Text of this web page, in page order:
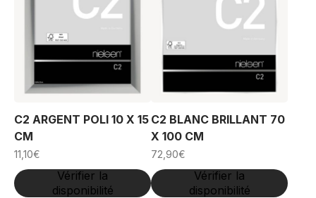
C2 ARGENT POLI 10 X 15
CM
11,10€
Vérifier la
disponibilité
C2 BLANC BRILLANT 70
X 100 CM
72,90€
Vérifier la
disponibilité